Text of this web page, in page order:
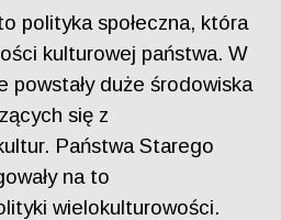
polityka społeczna, która
kulturowej państwa. W
powstały duże środowiska
się z
Państwa Starego
na to
wielokulturowości.